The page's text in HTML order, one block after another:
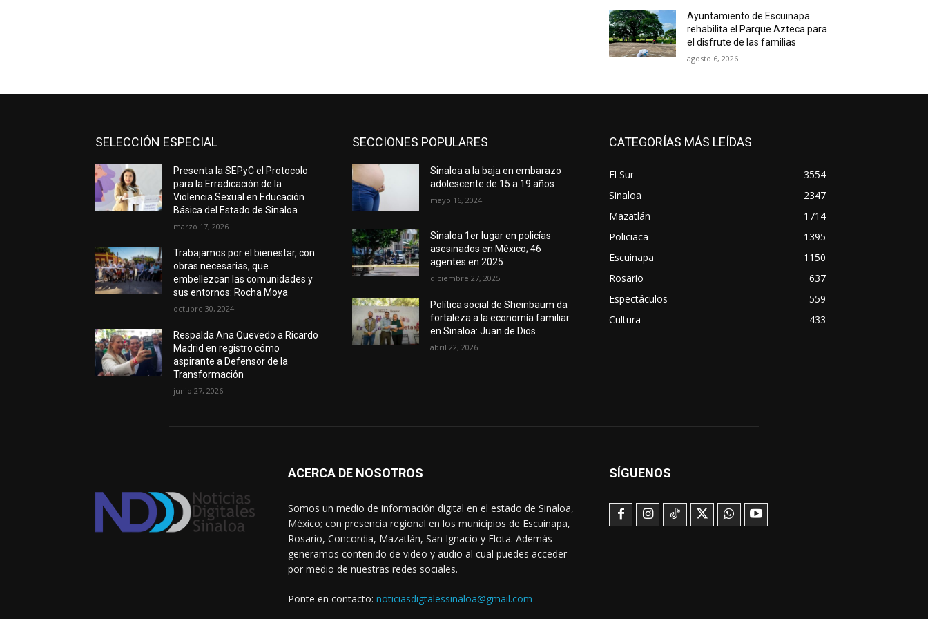
Ayuntamiento de Escuinapa
rehabilita el Parque Azteca para
el disfrute de las familias
agosto 6, 2026
SELECCIÓN ESPECIAL
Presenta la SEPyC el Protocolo
para la Erradicación de la
Violencia Sexual en Educación
Básica del Estado de Sinaloa
marzo 17, 2026
Trabajamos por el bienestar, con
obras necesarias, que
embellezcan las comunidades y
sus entornos: Rocha Moya
octubre 30, 2024
Respalda Ana Quevedo a Ricardo
Madrid en registro cómo
aspirante a Defensor de la
Transformación
junio 27, 2026
SECCIONES POPULARES
Sinaloa a la baja en embarazo
adolescente de 15 a 19 años
mayo 16, 2024
Sinaloa 1er lugar en policías
asesinados en México; 46
agentes en 2025
diciembre 27, 2025
Política social de Sheinbaum da
fortaleza a la economía familiar
en Sinaloa: Juan de Dios
abril 22, 2026
CATEGORÍAS MÁS LEÍDAS
El Sur
3554
Sinaloa
2347
Mazatlán
1714
Policiaca
1395
Escuinapa
1150
Rosario
637
Espectáculos
559
Cultura
433
ACERCA DE NOSOTROS
Somos un medio de información digital en el estado de Sinaloa,
México; con presencia regional en los municipios de Escuinapa,
Rosario, Concordia, Mazatlán, San Ignacio y Elota. Además
generamos contenido de video y audio al cual puedes acceder
por medio de nuestras redes sociales.
Ponte en contacto: noticiasdigtalessinaloa@gmail.com
SÍGUENOS